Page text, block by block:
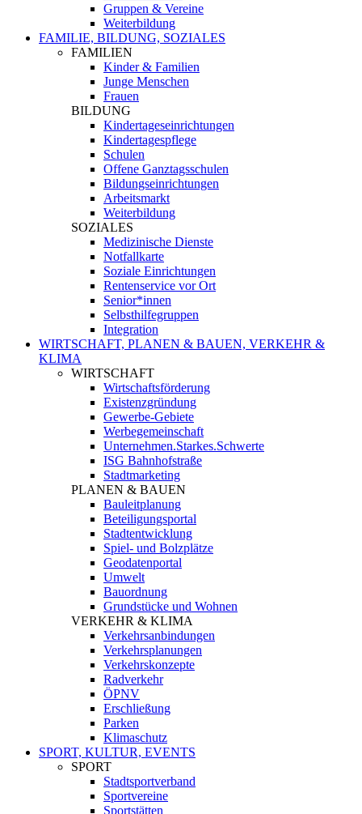
Gruppen & Vereine
Weiterbildung
FAMILIE, BILDUNG, SOZIALES
FAMILIEN
Kinder & Familien
Junge Menschen
Frauen
BILDUNG
Kindertageseinrichtungen
Kindertagespflege
Schulen
Offene Ganztagsschulen
Bildungseinrichtungen
Arbeitsmarkt
Weiterbildung
SOZIALES
Medizinische Dienste
Notfallkarte
Soziale Einrichtungen
Rentenservice vor Ort
Senior*innen
Selbsthilfegruppen
Integration
WIRTSCHAFT, PLANEN & BAUEN, VERKEHR &
KLIMA
WIRTSCHAFT
Wirtschaftsförderung
Existenzgründung
Gewerbe-Gebiete
Werbegemeinschaft
Unternehmen.Starkes.Schwerte
ISG Bahnhofstraße
Stadtmarketing
PLANEN & BAUEN
Bauleitplanung
Beteiligungsportal
Stadtentwicklung
Spiel- und Bolzplätze
Geodatenportal
Umwelt
Bauordnung
Grundstücke und Wohnen
VERKEHR & KLIMA
Verkehrsanbindungen
Verkehrsplanungen
Verkehrskonzepte
Radverkehr
ÖPNV
Erschließung
Parken
Klimaschutz
SPORT, KULTUR, EVENTS
SPORT
Stadtsportverband
Sportvereine
Sportstätten